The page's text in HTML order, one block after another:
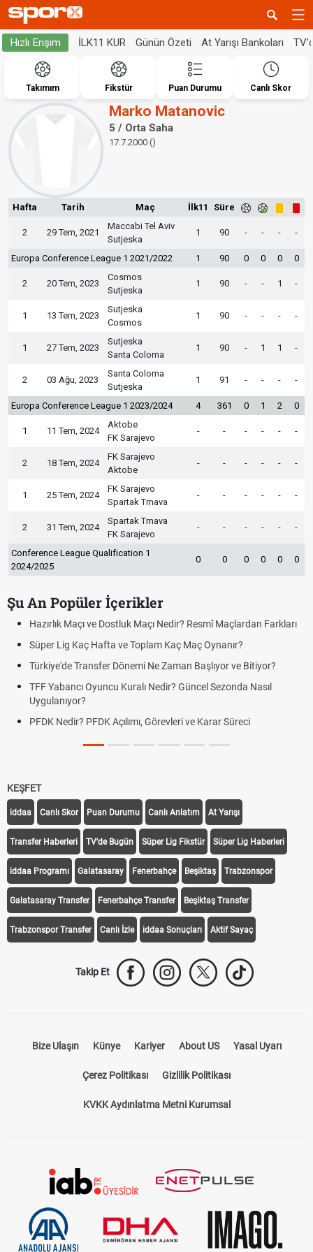
Hızlı Erişim İLK11 KUR Günün Özeti At Yarışı Bankoları
Takımım Fikstür Puan Durumu Canlı Skor
Marko Matanovic
5 / Orta Saha
17.7.2000 ()
Hafta Tarih Maç İlk11 Süre
2 29 Tem, 2021
Maccabi Tel Aviv
Sutjeska
1 90 - - - -
Europa Conference League 1 2021/2022 1 90 0 0 0 0
2 20 Tem, 2023
Cosmos
Sutjeska
1 90 - - 1 -
1 13 Tem, 2023
Sutjeska
Cosmos
1 90 - - - -
1 27 Tem, 2023
Sutjeska
Santa Coloma
1 90 - 1 1 -
2 03 Ağu, 2023
Santa Coloma
Sutjeska
1 91 - - - -
Europa Conference League 1 2023/2024 4 361 0 1 2 0
1 11 Tem, 2024
Aktobe
FK Sarajevo
- - - - - -
2 18 Tem, 2024
FK Sarajevo
Aktobe
- - - - - -
1 25 Tem, 2024
FK Sarajevo
Spartak Trnava
- - - - - -
2 31 Tem, 2024
Spartak Trnava
FK Sarajevo
- - - - - -
Conference League Qualification 1
2024/2025
0 0 0 0 0 0
Şu An Popüler İçerikler
Hazırlık Maçı ve Dostluk Maçı Nedir? Resmî Maçlardan Farkları
Süper Lig Kaç Hafta ve Toplam Kaç Maç Oynanır?
Türkiye'de Transfer Dönemi Ne Zaman Başlıyor ve Bitiyor?
TFF Yabancı Oyuncu Kuralı Nedir? Güncel Sezonda Nasıl
Uygulanıyor?
PFDK Nedir? PFDK Açılımı, Görevleri ve Karar Süreci
KEŞFET
iddaa Canlı Skor Puan Durumu Canlı Anlatım At Yarışı
Transfer Haberleri TV'de Bugün Süper Lig Fikstür Süper Lig Haberleri
iddaa Programı Galatasaray Fenerbahçe Beşiktaş Trabzonspor
Galatasaray Transfer Fenerbahçe Transfer Beşiktaş Transfer
Trabzonspor Transfer Canlı İzle iddaa Sonuçları Aktif Sayaç
Takip Et
Bize Ulaşın Künye Kariyer About US Yasal Uyarı
Çerez Politikası Gizlilik Politikası
KVKK Aydınlatma Metni Kurumsal